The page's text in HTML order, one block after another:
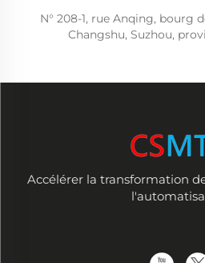
N° 208-1, rue Anqing, bourg
Changshu, Suzhou,
Accélérer la transformation